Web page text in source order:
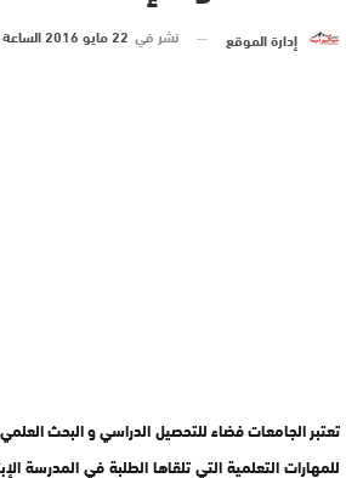
إدارة الموقع نشر في 22 مايو 2016 الساعة 10 و 49 دقيقة
تعتبر الجامعات فضاء للتحصيل الدراسي و البحث
للمهارات التعلمية التي تلقاها الطلبة في المدرسة